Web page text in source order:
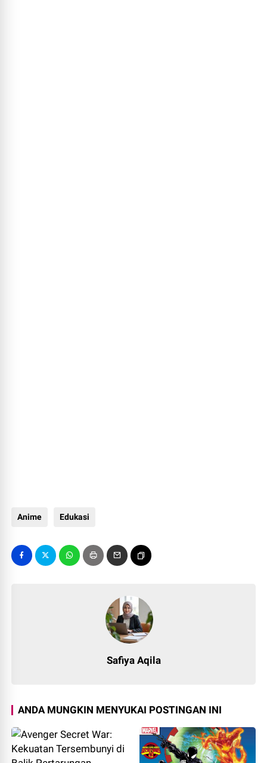
Anime Edukasi
Safiya Aqila
ANDA MUNGKIN MENYUKAI POSTINGAN INI